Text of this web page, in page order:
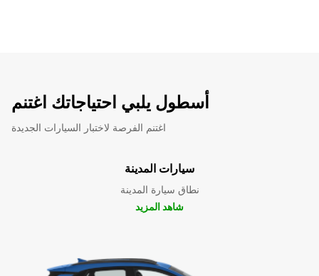
أسطول يلبي احتياجاتك اغتنم
اغتنم الفرصة لاختبار السيارات الجديدة
سيارات المدينة
نطاق سيارة المدينة
شاهد المزيد